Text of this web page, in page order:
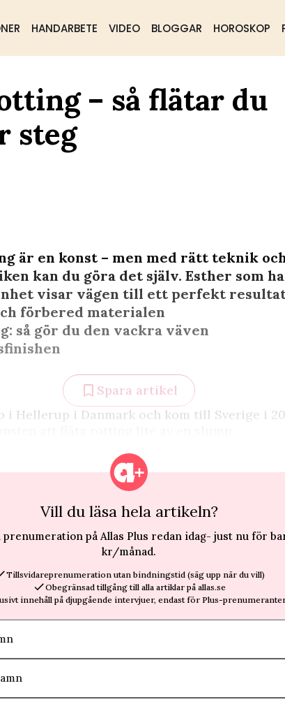
HANDARBETE VIDEO BLOGGAR HOROSKOP
– så flätar du
steg
är en konst – men med rätt teknik
kan du göra det själv. Esther som
visar vägen till ett perfekt
förbered materialen
så gör du den vackra väven
Spara artikel
i Hellerup i Danmark och kom till Sverige i
Vill du läsa hela artikeln?
prenumeration på Allas Plus redan idag- just nu för
kr/månad.
Tillsvidareprenumeration utan bindningstid (säg upp när du vill)
Obegränsad tillgång till alla artiklar på allas.se
innehåll på djupgående intervjuer, endast för Plus-